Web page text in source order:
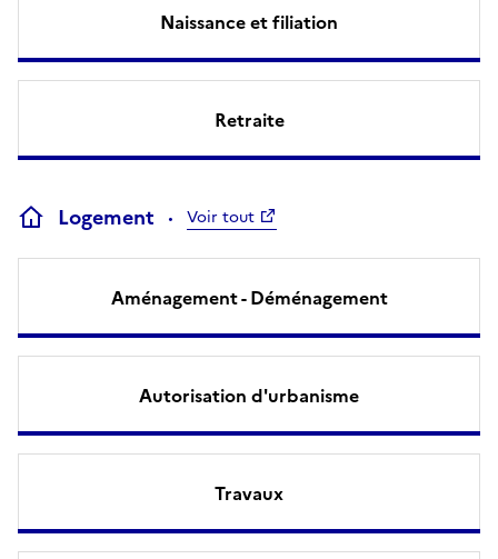
Naissance et filiation
Retraite
Logement Voir tout
Aménagement - Déménagement
Autorisation d'urbanisme
Travaux